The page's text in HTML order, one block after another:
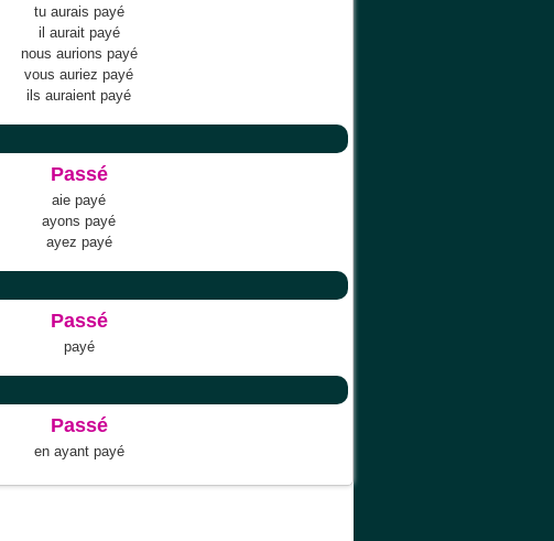
tu aurais payé
il aurait payé
nous aurions payé
vous auriez payé
ils auraient payé
Passé
aie payé
ayons payé
ayez payé
Passé
payé
Passé
en ayant payé